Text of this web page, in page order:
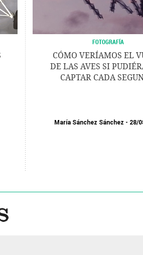
FOTOGRAFÍA
CÓMO VERÍAMOS EL
DE LAS AVES SI
CAPTAR CADA
María Sánchez Sánchez 28/